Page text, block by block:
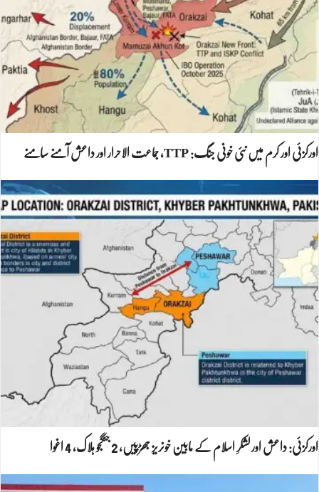
اورکزئی اور کرم میں نئی خونی جنگ: TTP، جماعت الاحرار اور داعش آمنے سامنے
اورکزئی: داعش اور لشکرِ اسلام کے مابین خونریز جھڑپیں، 2 جنگجو ہلاک، 4 اغوا